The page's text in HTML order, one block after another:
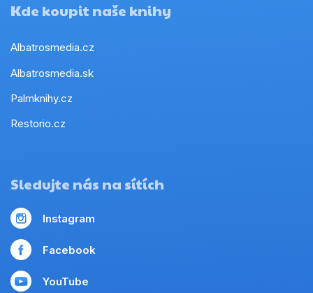
Kde koupit naše knihy
Albatrosmedia.cz
Albatrosmedia.sk
Palmknihy.cz
Restorio.cz
Sledujte nás na sítích
Instagram
Facebook
YouTube